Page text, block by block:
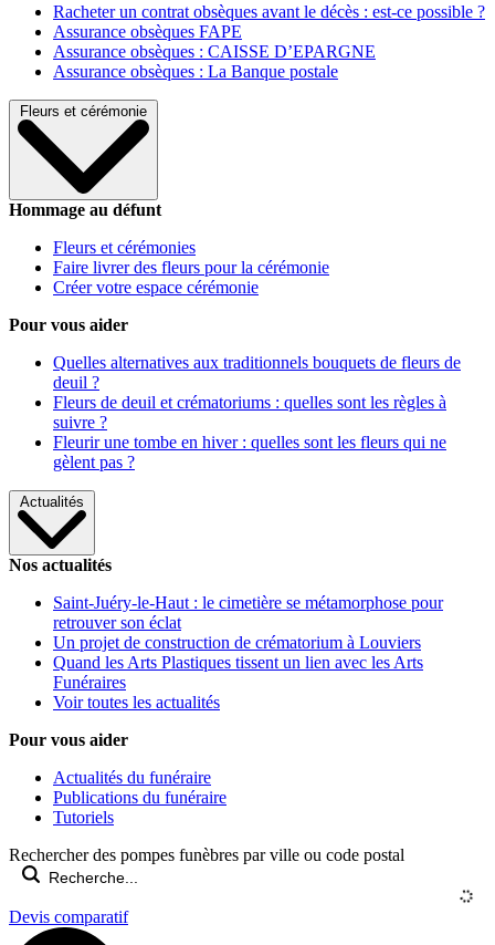
Racheter un contrat obsèques avant le décès : est-ce possible ?
Assurance obsèques FAPE
Assurance obsèques : CAISSE D’EPARGNE
Assurance obsèques : La Banque postale
Fleurs et cérémonie
Hommage au défunt
Fleurs et cérémonies
Faire livrer des fleurs pour la cérémonie
Créer votre espace cérémonie
Pour vous aider
Quelles alternatives aux traditionnels bouquets de fleurs de
deuil ?
Fleurs de deuil et crématoriums : quelles sont les règles à
suivre ?
Fleurir une tombe en hiver : quelles sont les fleurs qui ne
gèlent pas ?
Actualités
Nos actualités
Saint-Juéry-le-Haut : le cimetière se métamorphose pour
retrouver son éclat
Un projet de construction de crématorium à Louviers
Quand les Arts Plastiques tissent un lien avec les Arts
Funéraires
Voir toutes les actualités
Pour vous aider
Actualités du funéraire
Publications du funéraire
Tutoriels
Rechercher des pompes funèbres par ville ou code postal
Devis comparatif